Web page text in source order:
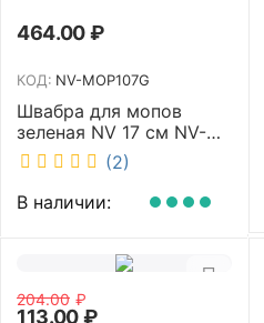
464.00₽
КОД: NV-MOP107G
Швабра для мопов
зеленая NV 17 см NV-
MOP107G (2)
В наличии:
204.00 ₽
113.00₽